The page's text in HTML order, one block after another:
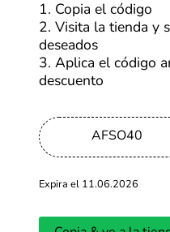
S/
Más cupones de Alibaba
-
1. Copia el código
2. Visita la tienda y
deseados
3. Aplica el código
descuento
AFSO40
Expira el 11.06.2026